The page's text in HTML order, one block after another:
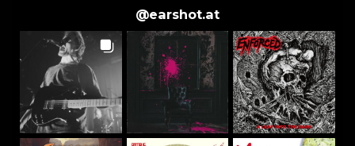
@earshot.at